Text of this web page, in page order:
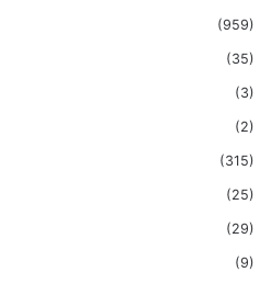
(959)
(35)
(3)
(2)
(315)
(25)
(29)
(9)